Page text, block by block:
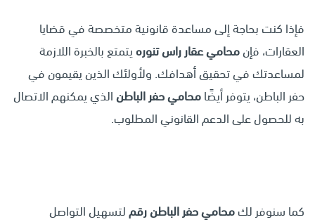
فإذا كنت بحاجة إلى مساعدة قانونية متخصصة في قضايا
العقارات، فإنمحامي عقار راس تنورهيتمتع بالخبرة اللازمة
لمساعدتك في تحقيق أهدافك. ولأولئك الذين يقيمون في
حفر الباطن، يتوفر أيضًامحامي حفر الباطنالذي يمكنهم الاتصال
به للحصول على الدعم القانوني المطلوب.
كما سنوفر لكمحامي حفر الباطن رقملتسهيل التواصل